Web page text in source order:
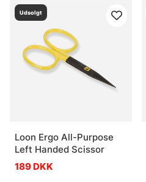
Udsolgt
Loon Ergo All-Purpose
Left Handed Scissor
189 DKK